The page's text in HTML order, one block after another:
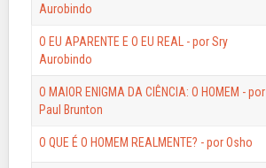
Aurobindo
O EU APARENTE E O EU REAL - por Sry
Aurobindo
O MAIOR ENIGMA DA CIÊNCIA: O HOMEM - por
Paul Brunton
O QUE É O HOMEM REALMENTE? - por Osho